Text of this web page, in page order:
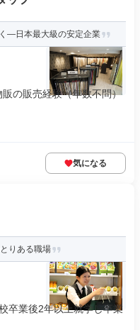
―日本最大級の安定企業
の販売経験（年数不問）
気になる
りある職場
卒業後2年以上就学し卒業